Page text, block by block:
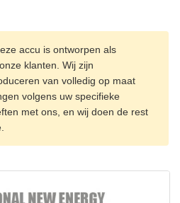
accu is ontworpen als
klanten. Wij zijn
van volledig op maat
volgens uw specifieke
met ons, en wij doen de rest